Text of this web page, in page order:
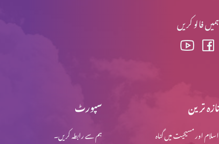
ہمیں فالو کریں
سپورٹ
ہم سے رابطہ کریں۔
تازہ ترین
اسلام اور مسیحیت میں گناہ